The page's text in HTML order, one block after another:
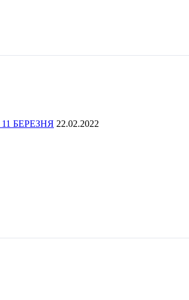
БЕРЕЗНЯ 22.02.2022